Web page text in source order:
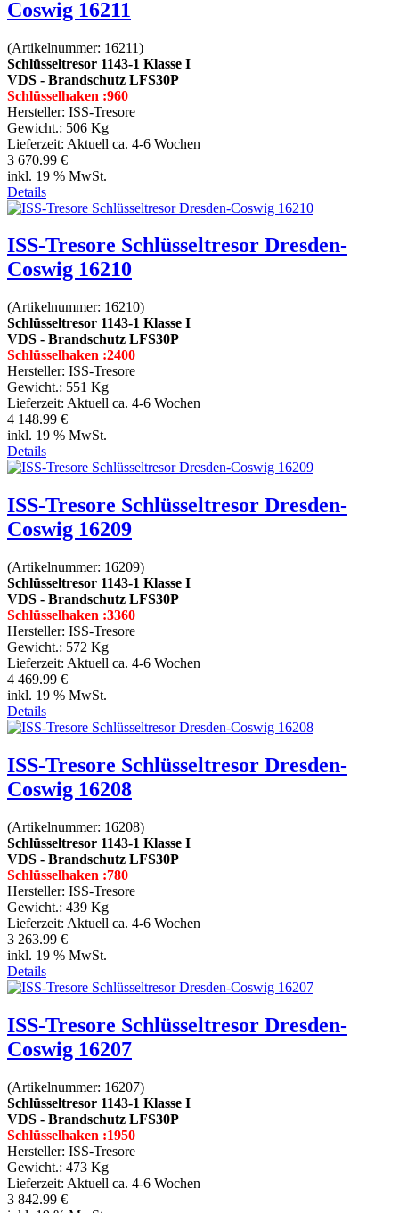
Coswig 16211
(Artikelnummer: 16211)
Schlüsseltresor 1143-1 Klasse I
VDS - Brandschutz LFS30P
Schlüsselhaken :960
Hersteller: ISS-Tresore
Gewicht.: 506 Kg
Lieferzeit: Aktuell ca. 4-6 Wochen
3 670.99 €
inkl. 19 % MwSt.
Details
ISS-Tresore Schlüsseltresor Dresden-
Coswig 16210
(Artikelnummer: 16210)
Schlüsseltresor 1143-1 Klasse I
VDS - Brandschutz LFS30P
Schlüsselhaken :2400
Hersteller: ISS-Tresore
Gewicht.: 551 Kg
Lieferzeit: Aktuell ca. 4-6 Wochen
4 148.99 €
inkl. 19 % MwSt.
Details
ISS-Tresore Schlüsseltresor Dresden-
Coswig 16209
(Artikelnummer: 16209)
Schlüsseltresor 1143-1 Klasse I
VDS - Brandschutz LFS30P
Schlüsselhaken :3360
Hersteller: ISS-Tresore
Gewicht.: 572 Kg
Lieferzeit: Aktuell ca. 4-6 Wochen
4 469.99 €
inkl. 19 % MwSt.
Details
ISS-Tresore Schlüsseltresor Dresden-
Coswig 16208
(Artikelnummer: 16208)
Schlüsseltresor 1143-1 Klasse I
VDS - Brandschutz LFS30P
Schlüsselhaken :780
Hersteller: ISS-Tresore
Gewicht.: 439 Kg
Lieferzeit: Aktuell ca. 4-6 Wochen
3 263.99 €
inkl. 19 % MwSt.
Details
ISS-Tresore Schlüsseltresor Dresden-
Coswig 16207
(Artikelnummer: 16207)
Schlüsseltresor 1143-1 Klasse I
VDS - Brandschutz LFS30P
Schlüsselhaken :1950
Hersteller: ISS-Tresore
Gewicht.: 473 Kg
Lieferzeit: Aktuell ca. 4-6 Wochen
3 842.99 €